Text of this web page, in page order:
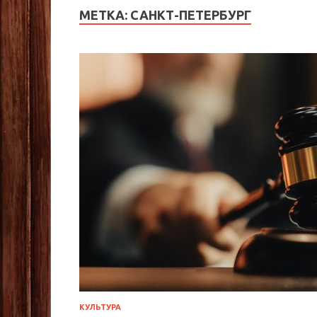
МЕТКА: САНКТ-ПЕТЕРБУРГ
КУЛЬТУРА